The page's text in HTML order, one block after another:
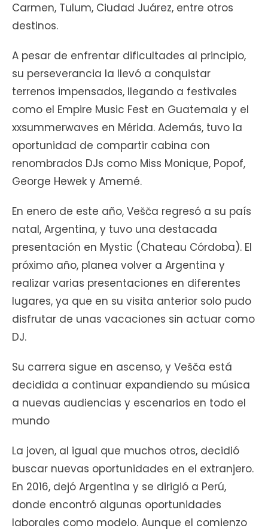
Carmen, Tulum, Ciudad Juárez, entre otros
destinos.
A pesar de enfrentar dificultades al principio,
su perseverancia la llevó a conquistar
terrenos impensados, llegando a festivales
como el Empire Music Fest en Guatemala y el
xxsummerwaves en Mérida. Además, tuvo la
oportunidad de compartir cabina con
renombrados DJs como Miss Monique, Popof,
George Hewek y Amemé.
En enero de este año, Vešča regresó a su país
natal, Argentina, y tuvo una destacada
presentación en Mystic (Chateau Córdoba). El
próximo año, planea volver a Argentina y
realizar varias presentaciones en diferentes
lugares, ya que en su visita anterior solo pudo
disfrutar de unas vacaciones sin actuar como
DJ.
Su carrera sigue en ascenso, y Vešča está
decidida a continuar expandiendo su música
a nuevas audiencias y escenarios en todo el
mundo
La joven, al igual que muchos otros, decidió
buscar nuevas oportunidades en el extranjero.
En 2016, dejó Argentina y se dirigió a Perú,
donde encontró algunas oportunidades
laborales como modelo. Aunque el comienzo